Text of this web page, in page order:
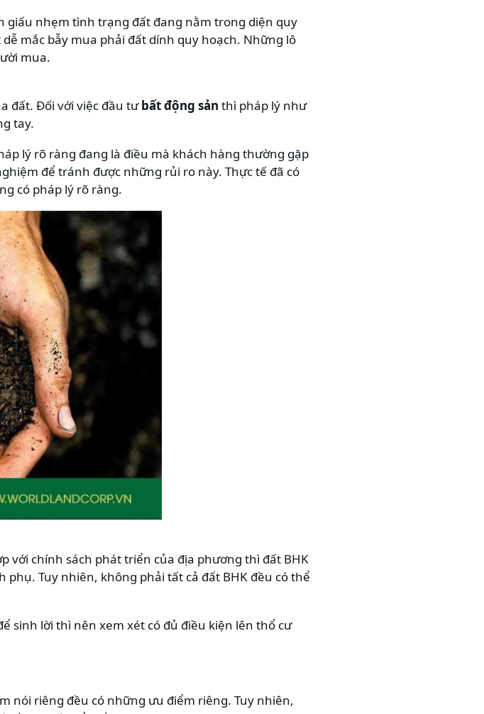
giấu nhẹm tình trạng đất đang nằm trong diện quy
mắc bẫy mua phải đất dính quy hoạch. Những lô
mua.
đất. Đối với việc đầu tưbất động sản thì pháp lý như
tay.
lý rõ ràng đang là điều mà khách hàng thường gặp
để tránh được những rủi ro này. Thực tế đã có
có pháp lý rõ ràng.
với chính sách phát triển của địa phương thì đất BHK
Tuy nhiên, không phải tất cả đất BHK đều có thể
sinh lời thì nên xem xét có đủ điều kiện lên thổ cư
nói riêng đều có những ưu điểm riêng. Tuy nhiên,